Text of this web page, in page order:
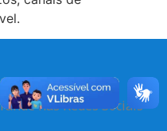
nas Redes Sociais